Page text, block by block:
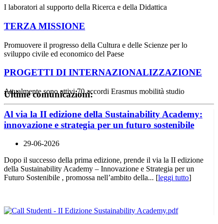
I laboratori al supporto della Ricerca e della Didattica
TERZA MISSIONE
Promuovere il progresso della Cultura e delle Scienze per lo
sviluppo civile ed economico del Paese
PROGETTI DI INTERNAZIONALIZZAZIONE
Attualmente sono attivi 70 accordi Erasmus mobilità studio
Ultime comunicazioni:
Al via la II edizione della Sustainability Academy:
innovazione e strategia per un futuro sostenibile
29-06-2026
Dopo il successo della prima edizione, prende il via la II edizione
della Sustainability Academy – Innovazione e Strategia per un
Futuro Sostenibile , promossa nell’ambito della... [leggi tutto]